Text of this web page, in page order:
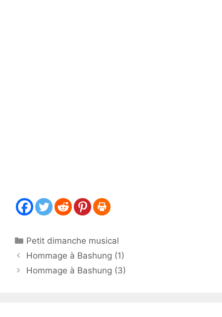
Catégories
Petit dimanche musical
Hommage à Bashung (1)
Hommage à Bashung (3)